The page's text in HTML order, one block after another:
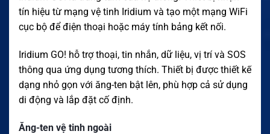
tín hiệu từ mạng vệ tinh Iridium và tạo một mạng WiFi
cục bộ để điện thoại hoặc máy tính bảng kết nối.
Iridium GO! hỗ trợ thoại, tin nhắn, dữ liệu, vị trí và SOS
thông qua ứng dụng tương thích. Thiết bị được thiết kế
dạng nhỏ gọn với ăng-ten bật lên, phù hợp cả sử dụng
di động và lắp đặt cố định.
Ăng-ten vệ tinh ngoài